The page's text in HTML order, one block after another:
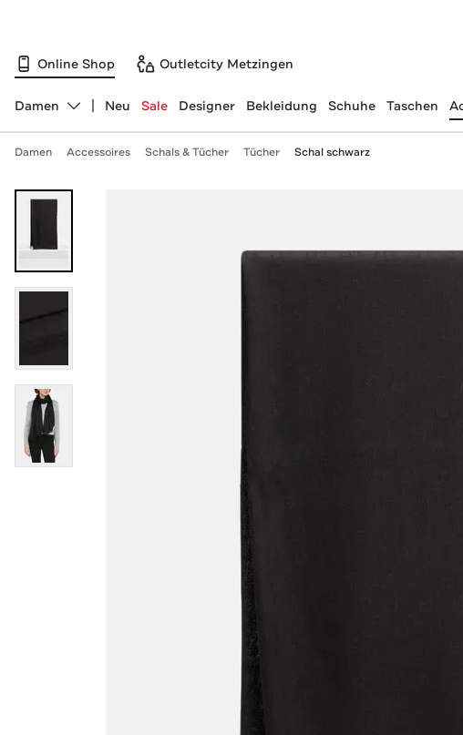
Online Shop Outletcity Metzingen
Abteilung ändern, ausgewählt:
Damen Neu Sale Designer Bekleidung Schuhe Taschen
Damen Accessoires Schals & Tücher Tücher Schal schwarz